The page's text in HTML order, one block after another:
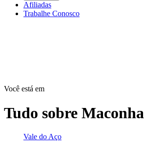
Afiliadas
Trabalhe Conosco
Você está em
Tudo sobre Maconha
Vale do Aço